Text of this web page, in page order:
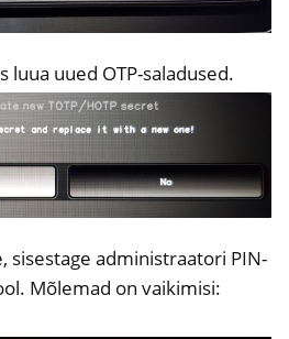
luua uued OTP-saladused.
sisestage administraatori PIN-
Mõlemad on vaikimisi: